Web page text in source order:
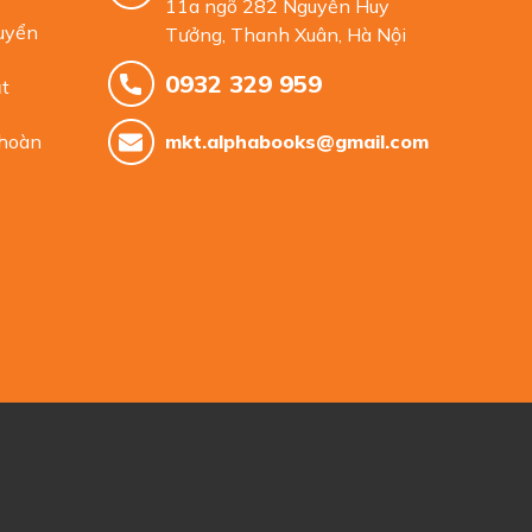
11a ngõ 282 Nguyễn Huy
Tưởng, Thanh Xuân, Hà Nội
0932 329 959
mkt.alphabooks@gmail.com